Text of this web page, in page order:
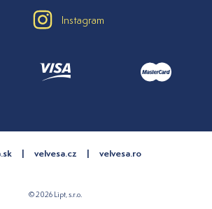
Instagram
© 2026 Lipt, s.r.o.
velvesa.cz velvesa.ro